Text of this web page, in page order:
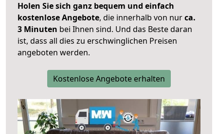
Holen Sie sich ganz bequem und einfach
kostenlose Angebote, die innerhalb von nurca.
3 Minuten bei Ihnen sind. Und das Beste daran
ist, dass all dies zu erschwinglichen Preisen
angeboten werden.
Kostenlose Angebote erhalten